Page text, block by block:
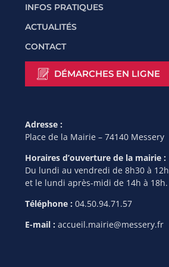
INFOS PRATIQUES
ACTUALITÉS
CONTACT
DÉMARCHES EN LIGNE
Adresse :
Place de la Mairie – 74140 Messery
Horaires d’ouverture de la mairie :
Du lundi au vendredi de 8h30 à 12h
et le lundi après-midi de 14h à 18h.
Téléphone : 04.50.94.71.57
E-mail : accueil.mairie@messery.fr